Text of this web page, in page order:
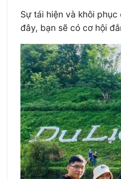
Sự tái hiện và khôi
đây, bạn sẽ có cơ hội